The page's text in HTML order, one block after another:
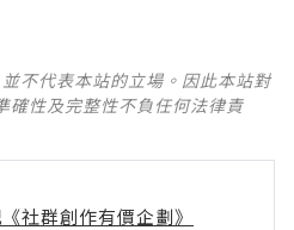
不代表本站的立場。因此本站對
確性及完整性不負任何法律責
社群創作有價企劃》